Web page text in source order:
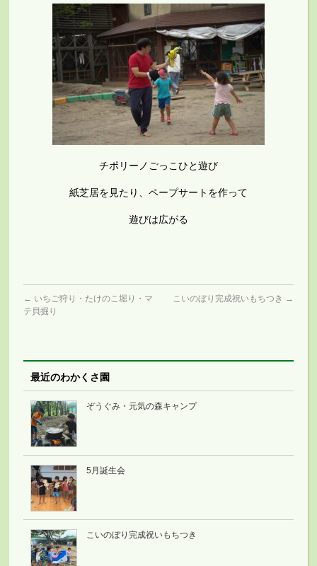
チポリーノごっこひと遊び
紙芝居を見たり、ペープサートを作って
遊びは広がる
← いちご狩り・たけのこ堀り・マ
テ貝掘り
こいのぼり完成祝いもちつき →
最近のわかくさ園
ぞうぐみ・元気の森キャンプ
5月誕生会
こいのぼり完成祝いもちつき